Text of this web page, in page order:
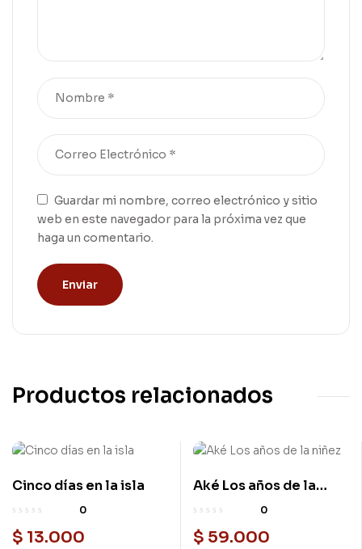
Guardar mi nombre, correo electrónico y sitio
web en este navegador para la próxima vez que
haga un comentario.
Productos relacionados
Cinco días en la isla
0
$ 13.000
Aké Los años de la
niñez
0
$ 59.000